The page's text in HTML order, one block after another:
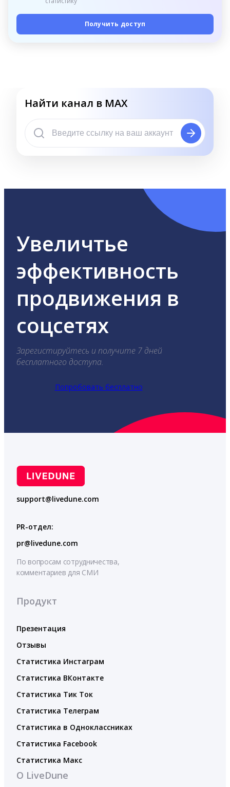
Получить доступ
Найти канал в MAX
Увеличтье
эффективность
продвижения в
соцсетях
Зарегистируйтесь и получите 7 дней
бесплатного доступа.
Попробовать бесплатно
support@livedune.com
PR-отдел:
pr@livedune.com
По вопросам сотрудничества,
комментариев для СМИ
Продукт
Презентация
Отзывы
Статистика Инстаграм
Статистика ВКонтакте
Статистика Тик Ток
Статистика Телеграм
Статистика в Одноклассниках
Статистика Facebook
Статистика Макс
О LiveDune